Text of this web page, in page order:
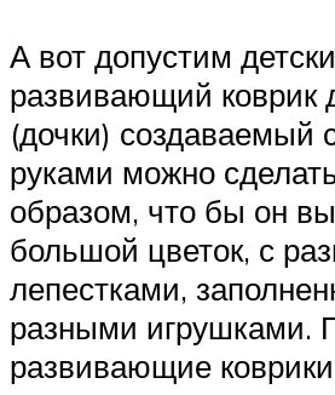
А вот допустим
развивающий коврик
(дочки) создаваемый
руками можно
образом, что бы он
большой цветок, с
лепестками,
разными игрушками.
развивающие